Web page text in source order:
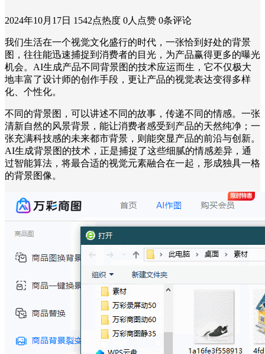
2024年10月17日 1542点热度 0人点赞 0条评论
我们生活在一个视觉文化盛行的时代，一张恰到好处的背景
图，往往能迅速捕捉到消费者的目光，为产品赢得更多的曝光
机会。AI生成产品不同背景图的技术应运而生，它不仅极大
地丰富了设计师的创作手段，更让产品的视觉表达变得多样
化、个性化。
不同的背景图，可以讲述不同的故事，传递不同的情感。一张
清新自然的风景背景，能让消费者感受到产品的天然纯净；一
张充满科技感的未来都市背景，则能突显产品的前沿与创新。
AI生成背景图的技术，正是捕捉了这些细腻的情感差异，通
过智能算法，将最合适的视觉元素融合在一起，形成独具一格
的背景图像。